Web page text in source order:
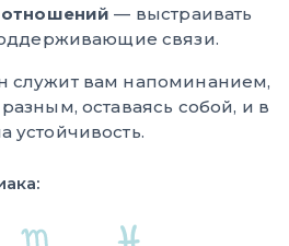
— выстраивать
связи.
служит вам напоминанием,
оставаясь собой, и в
устойчивость.